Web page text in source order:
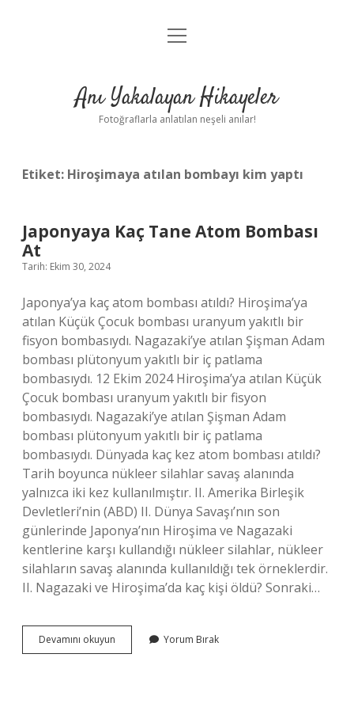
Anasayfa
Yasal Uyarı
menüyü
Anı Yakalayan Hikayeler
Fotoğraflarla anlatılan neşeli anılar!
Etiket: Hiroşimaya atılan bombayı kim yaptı
Japonyaya Kaç Tane Atom Bombası
At
Tarih: Ekim 30, 2024
Japonya’ya kaç atom bombası atıldı? Hiroşima’ya
atılan Küçük Çocuk bombası uranyum yakıtlı bir
fisyon bombasıydı. Nagazaki’ye atılan Şişman Adam
bombası plütonyum yakıtlı bir iç patlama
bombasıydı. 12 Ekim 2024 Hiroşima’ya atılan Küçük
Çocuk bombası uranyum yakıtlı bir fisyon
bombasıydı. Nagazaki’ye atılan Şişman Adam
bombası plütonyum yakıtlı bir iç patlama
bombasıydı. Dünyada kaç kez atom bombası atıldı?
Tarih boyunca nükleer silahlar savaş alanında
yalnızca iki kez kullanılmıştır. II. Amerika Birleşik
Devletleri’nin (ABD) II. Dünya Savaşı’nın son
günlerinde Japonya’nın Hiroşima ve Nagazaki
kentlerine karşı kullandığı nükleer silahlar, nükleer
silahların savaş alanında kullanıldığı tek örneklerdir.
II. Nagazaki ve Hiroşima’da kaç kişi öldü? Sonraki…
Devamını okuyun Japonyaya
Kaç
Yorum Bırak